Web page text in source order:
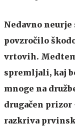
Nedavno
povzročilo
vrtovih.
spremljali, kaj
mnoge na
drugačen
razkriva